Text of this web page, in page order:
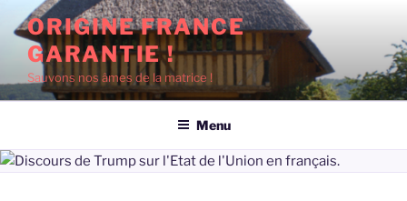
Aller
au
contenu
principal
ORIGINE FRANCE
GARANTIE !
Sauvons nos âmes de la matrice !
Menu